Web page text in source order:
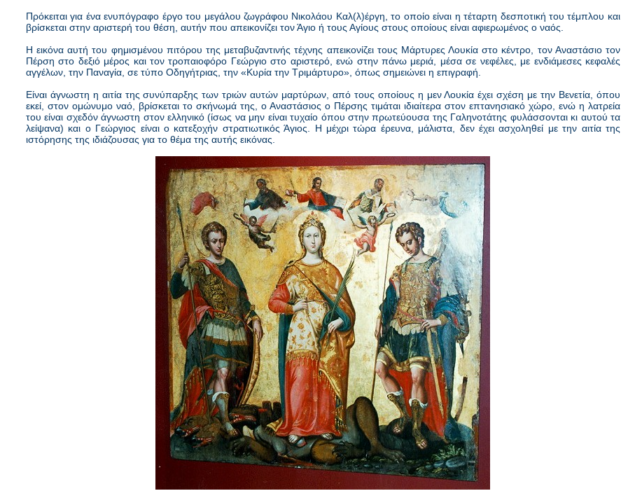
Πρόκειται για ένα ενυπόγραφο έργο του μεγάλου ζωγράφου Νικολάου Καλ(λ)έργη, το οποίο είναι η τέταρτη δεσποτική του τέμπλου και
βρίσκεται στην αριστερή του θέση, αυτήν που απεικονίζει τον Άγιο ή τους Αγίους στους οποίους είναι αφιερωμένος ο ναός.
Η εικόνα αυτή του φημισμένου πιτόρου της μεταβυζαντινής τέχνης απεικονίζει τους Μάρτυρες Λουκία στο κέντρο, τον Αναστάσιο τον
Πέρση στο δεξιό μέρος και τον τροπαιοφόρο Γεώργιο στο αριστερό, ενώ στην πάνω μεριά, μέσα σε νεφέλες, με ενδιάμεσες κεφαλές
αγγέλων, την Παναγία, σε τύπο Οδηγήτριας, την «Κυρία την Τριμάρτυρο», όπως σημειώνει η επιγραφή.
Είναι άγνωστη η αιτία της συνύπαρξης των τριών αυτών μαρτύρων, από τους οποίους η μεν Λουκία έχει σχέση με την Βενετία, όπου
εκεί, στον ομώνυμο ναό, βρίσκεται το σκήνωμά της, ο Αναστάσιος ο Πέρσης τιμάται ιδιαίτερα στον επτανησιακό χώρο, ενώ η λατρεία
του είναι σχεδόν άγνωστη στον ελληνικό (ίσως να μην είναι τυχαίο όπου στην πρωτεύουσα της Γαληνοτάτης φυλάσσονται κι αυτού τα
λείψανα) και ο Γεώργιος είναι ο κατεξοχήν στρατιωτικός Άγιος. Η μέχρι τώρα έρευνα, μάλιστα, δεν έχει ασχοληθεί με την αιτία της
ιστόρησης της ιδιάζουσας για το θέμα της αυτής εικόνας.